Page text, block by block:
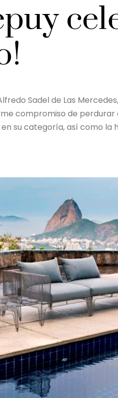
Sadel de Las
compromiso de perdurar
su categoría, así como la